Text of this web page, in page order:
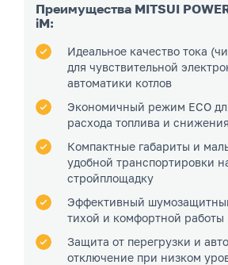
Преимущества MITSUI
iM:
Идеальное качество тока
для чувствительной
автоматики котлов
Экономичный режим ECO
расхода топлива и
Компактные габариты и
удобной транспортировки
стройплощадку
Эффективный
тихой и комфортной работы
Защита от перегрузки и
отключение при низком